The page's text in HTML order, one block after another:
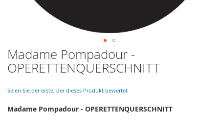
Skip
to
the
of
images
Madame Pompadour -
OPERETTENQUERSCHNITT
Seien Sie der erste, der dieses Produkt bewertet
Madame Pompadour - OPERETTENQUERSCHNITT